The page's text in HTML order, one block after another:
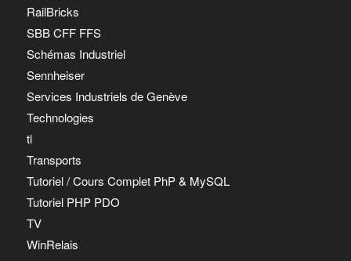
RailBricks
SBB CFF FFS
Schémas Industriel
Sennheiser
Services Industriels de Genève
Technologies
tl
Transports
Tutoriel / Cours Complet PhP & MySQL
Tutoriel PHP PDO
TV
WinRelais